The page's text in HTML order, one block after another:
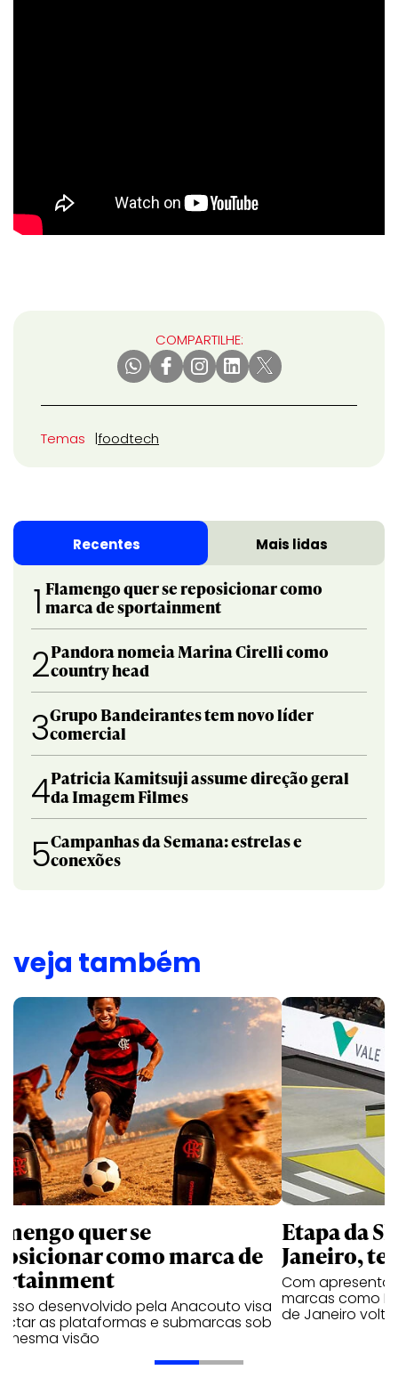
COMPARTILHE:
Temas foodtech
Recentes Mais lidas
1 Flamengo quer se reposicionar como
marca de sportainment
2Pandora nomeia Marina Cirelli como
country head
3Grupo Bandeirantes tem novo líder
comercial
4Patricia Kamitsuji assume direção geral
da Imagem Filmes
5Campanhas da Semana: estrelas e
conexões
veja também
quer se
como marca de
desenvolvido pela Anacouto visa
as plataformas e submarcas sob
mesma visão
Etapa da
Janeiro,
Com
marcas como
de Janeiro